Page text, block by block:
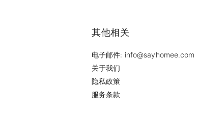
其他相关
电子邮件: info@sayhomee.com
关于我们
隐私政策
服务条款